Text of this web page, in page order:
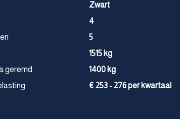
Zwart
4
5
1515 kg
geremd
1400 kg
€ 253 - 276 per kwartaal